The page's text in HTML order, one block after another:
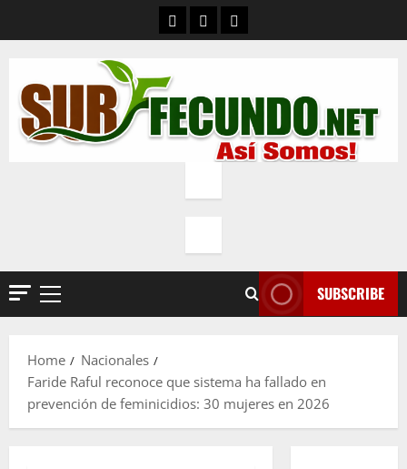
ContactoQuienes Somos
Política de privacidad
Primary
SUBSCRIBE
Home
Nacionales
Faride Raful reconoce que sistema ha fallado en
prevención de feminicidios: 30 mujeres en 2026